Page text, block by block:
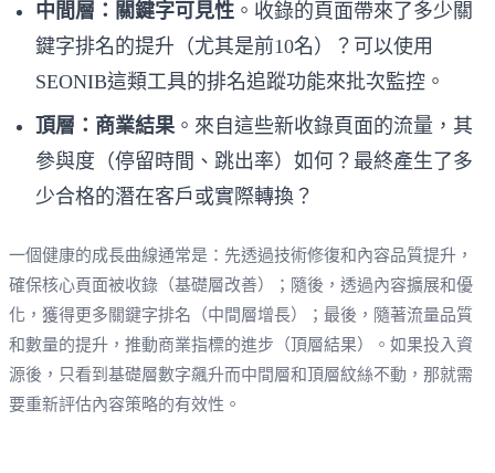
中間層：關鍵字可見性 。收錄的頁面帶來了多少關
鍵字排名的提升（尤其是前10名）？可以使用
SEONIB這類工具的排名追蹤功能來批次監控。
頂層：商業結果 。來自這些新收錄頁面的流量，其
參與度（停留時間、跳出率）如何？最終產生了多
少合格的潛在客戶或實際轉換？
一個健康的成長曲線通常是：先透過技術修復和內容品質提升，
確保核心頁面被收錄（基礎層改善）；隨後，透過內容擴展和優
化，獲得更多關鍵字排名（中間層增長）；最後，隨著流量品質
和數量的提升，推動商業指標的進步（頂層結果）。如果投入資
源後，只看到基礎層數字飆升而中間層和頂層紋絲不動，那就需
要重新評估內容策略的有效性。